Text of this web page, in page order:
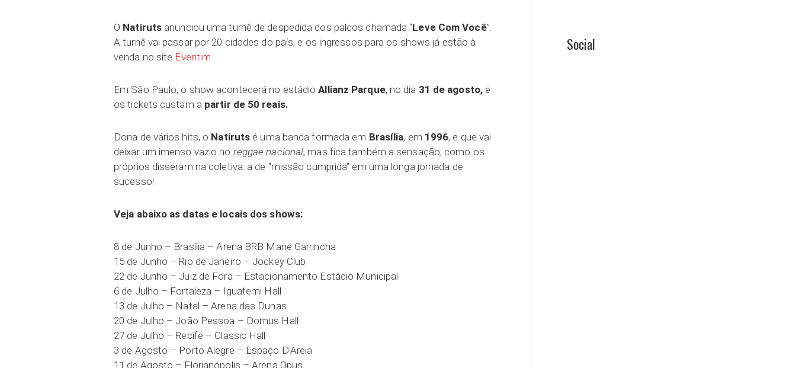
O Natiruts anunciou uma turnê de despedida dos palcos chamada “Leve Com Você”.
A turnê vai passar por 20 cidades do país, e os ingressos para os shows já estão à
venda no site Eventim
Em São Paulo, o show acontecerá no estádioAllianz Parque, no dia 31 de agosto,e
os tickets custam a partir de 50 reais.
Dona de vários hits, o Natiruts é uma banda formada em Brasília, em 1996, e que vai
deixar um imenso vazio no reggae nacional, mas fica também a sensação, como os
próprios disseram na coletiva: a de “missão cumprida” em uma longa jornada de
sucesso!
Veja abaixo as datas e locais dos shows:
8 de Junho – Brasília – Arena BRB Mané Garrincha
15 de Junho – Rio de Janeiro – Jockey Club
22 de Junho – Juiz de Fora – Estacionamento Estádio Municipal
6 de Julho – Fortaleza – Iguatemi Hall
13 de Julho – Natal – Arena das Dunas
20 de Julho – João Pessoa – Domus Hall
27 de Julho – Recife – Classic Hall
3 de Agosto – Porto Alegre – Espaço D’Areia
11 de Agosto – Florianópolis – Arena Opus
Social